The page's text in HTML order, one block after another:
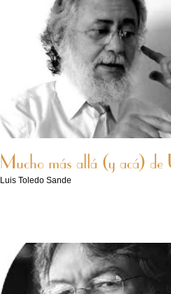
Mucho más allá (y acá) de
Luis Toledo Sande